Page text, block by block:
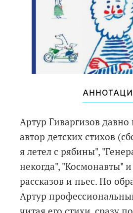
Артур Гиваргизов давно
автор детских стихов
я летел с рябины",
некогда", "Космонавты"
рассказов и пьес. По
Артур